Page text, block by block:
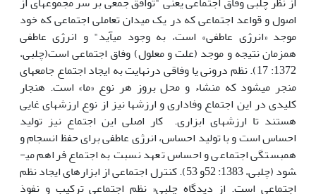
اصول و قواعد اجتماعی که در یک میدان تعاملی اجتماعی که خود
موجد «­انرژی عاطفی» است، به وجود می­آید" و انرژی عاطفی
همزمان نتیجه و موجد (علت و معلول) وفاق اجتماعی است(چلبی،
1372: 17). نظم درونی یا وفاقی درنهایت به ایجاد اجتماع جامعه­ای
منجر می­شود که منشاء و محل بروز هر نوع «ما» است. هنجار
کلیدی در این اجتماع وفاداری و ارزش­ها نیز از نوع ارزش­های غایی
هستند تا ارزش­های ابزاری. کار اصلی این اجتماع نیز تولید
احساس است و با تولید احساس، انرژی عاطفی برای حفظ انسجام و
همبستگی اجتماعی و احساس تعهد نسبت به اجتماع فراهم می­
شود (چلبی، 1383: 52و 53). کنترل اجتماعی از ابزارهای ایجاد نظم
اجتماعی است. از دیدگاه چلبی« نظم اجتماعی ترکیب و نفوذ